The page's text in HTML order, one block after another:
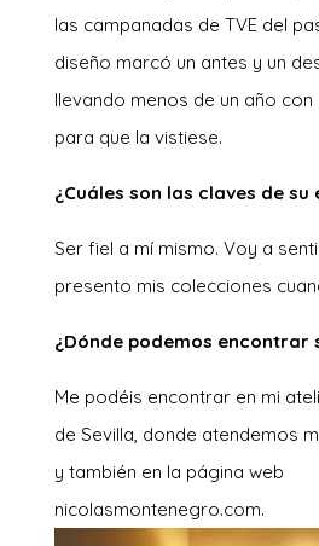
las campanadas de TVE del
diseño marcó un antes y un
llevando menos de un año
para que la vistiese.
¿Cuáles son las claves de su
Ser fiel a mí mismo. Voy a
presento mis colecciones
¿Dónde podemos encontrar
Me podéis encontrar en mi
de Sevilla, donde atendemos
y también en la página web
nicolasmontenegro.com.